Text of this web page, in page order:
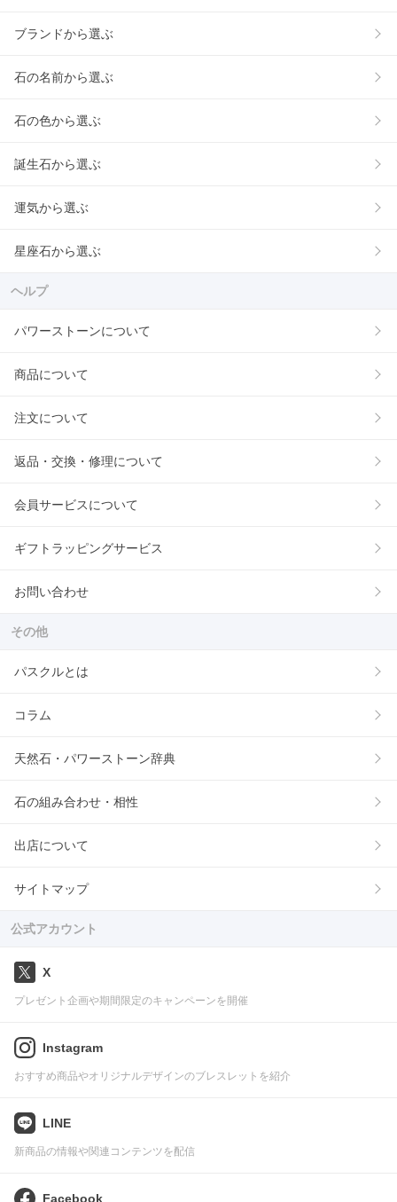
ブランドから選ぶ
石の名前から選ぶ
石の色から選ぶ
誕生石から選ぶ
運気から選ぶ
星座石から選ぶ
ヘルプ
パワーストーンについて
商品について
注文について
返品・交換・修理について
会員サービスについて
ギフトラッピングサービス
お問い合わせ
その他
パスクルとは
コラム
天然石・パワーストーン辞典
石の組み合わせ・相性
出店について
サイトマップ
公式アカウント
X
プレゼント企画や期間限定のキャンペーンを開催
Instagram
おすすめ商品やオリジナルデザインのブレスレットを紹介
LINE
新商品の情報や関連コンテンツを配信
Facebook